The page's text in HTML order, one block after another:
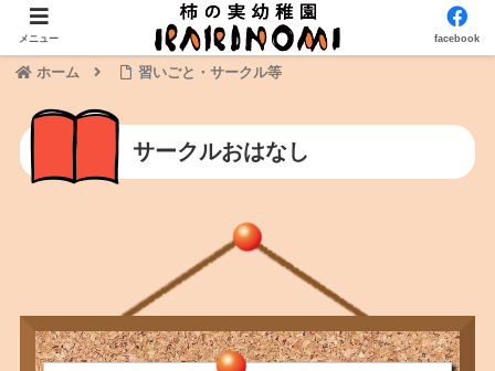
ホーム 習いごと・サークル等
サークルおはなし
メニュー facebook